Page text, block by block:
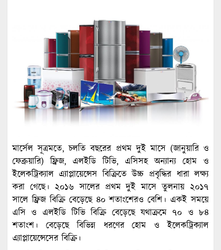
মার্সেল সূত্রমতে, চলতি বছরের প্রথম দুই মাসে (জানুয়ারি ও
ফেব্রুয়ারি) ফ্রিজ, এলইডি টিভি, এসিসহ অন্যান্য হোম ও
ইলেকট্রিক্যাল এ্যাপ্লায়েন্সেস বিক্রিতে উচ্চ প্রবৃদ্ধির ধারা লক্ষ্য
করা গেছে। ২০১৬ সালের প্রথম দুই মাসে তুলনায় ২০১৭
সালে ফ্রিজ বিক্রি বেড়েছে ৪০ শতাংশেরও বেশি। একই সময়ে
এসি ও এলইডি টিভি বিক্রি বেড়েছে যথাক্রমে ৭০ ও ৮৪
শতাংশ। বেড়েছে বিভিন্ন ধরণের হোম ও ইলেকট্রিক্যাল
এ্যাপ্লায়েন্সেসের বিক্রি।